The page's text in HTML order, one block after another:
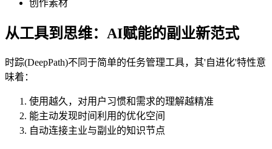
创作素材
从工具到思维：AI赋能的副业新范式
时踪(DeepPath)不同于简单的任务管理工具，其'自进化'特性意
味着：
使用越久，对用户习惯和需求的理解越精准
能主动发现时间利用的优化空间
自动连接主业与副业的知识节点